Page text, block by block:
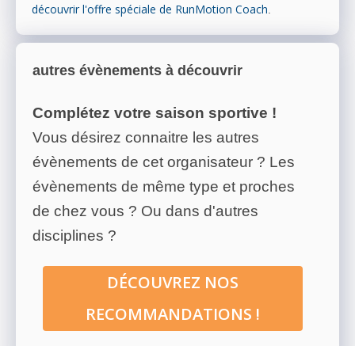
découvrir l'offre spéciale de RunMotion Coach
autres évènements à découvrir
Complétez votre saison sportive !
Vous désirez connaitre les autres
évènements de cet organisateur ? Les
évènements de même type et proches
de chez vous ? Ou dans d'autres
disciplines ?
DÉCOUVREZ NOS
RECOMMANDATIONS !